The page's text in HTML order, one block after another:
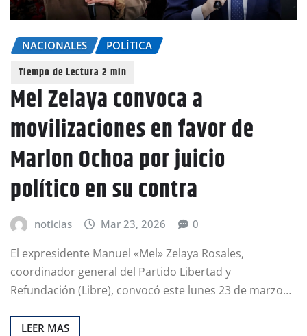
NACIONALES POLÍTICA
Mel Zelaya convoca a
movilizaciones en favor de
Marlon Ochoa por juicio
político en su contra
noticias Mar 23, 2026 0
El expresidente Manuel «Mel» Zelaya Rosales,
coordinador general del Partido Libertad y
Refundación (Libre), convocó este lunes 23 de marzo…
LEER MAS